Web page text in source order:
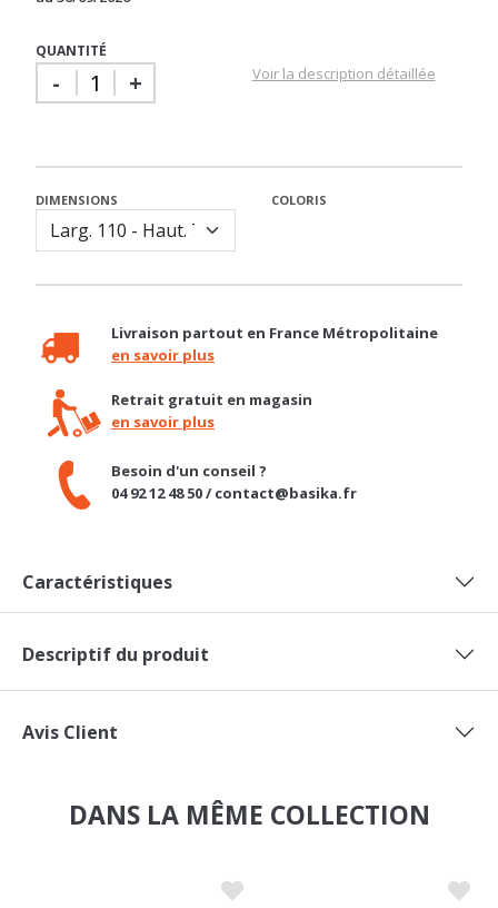
QUANTITÉ
- + Voir la description détaillée
DIMENSIONS COLORIS
Livraison partout en France Métropolitaine
en savoir plus
Retrait gratuit en magasin
en savoir plus
Besoin d'un conseil ?
04 92 12 48 50 / contact@basika.fr
Caractéristiques
Descriptif du produit
Avis Client
DANS LA MÊME COLLECTION